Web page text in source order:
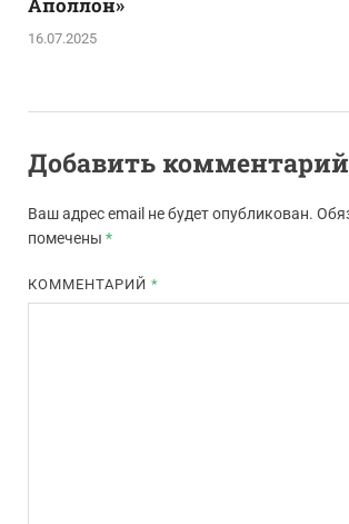
Аполлон»
16.07.2025
Добавить комментарий
Ваш адрес email не будет опубликован.
помечены *
КОММЕНТАРИЙ*